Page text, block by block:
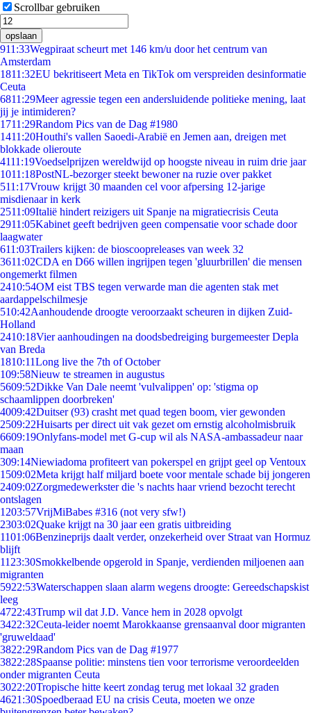
Scrollbar gebruiken
opslaan
911:33Wegpiraat scheurt met 146 km/u door het centrum van
Amsterdam
1811:32EU bekritiseert Meta en TikTok om verspreiden desinformatie
Ceuta
6811:29Meer agressie tegen een andersluidende politieke mening, laat
jij je intimideren?
1711:29Random Pics van de Dag #1980
1411:20Houthi's vallen Saoedi-Arabië en Jemen aan, dreigen met
blokkade olieroute
4111:19Voedselprijzen wereldwijd op hoogste niveau in ruim drie jaar
1011:18PostNL-bezorger steekt bewoner na ruzie over pakket
511:17Vrouw krijgt 30 maanden cel voor afpersing 12-jarige
misdienaar in kerk
2511:09Italië hindert reizigers uit Spanje na migratiecrisis Ceuta
2911:05Kabinet geeft bedrijven geen compensatie voor schade door
laagwater
611:03Trailers kijken: de bioscoopreleases van week 32
3611:02CDA en D66 willen ingrijpen tegen 'gluurbrillen' die mensen
ongemerkt filmen
2410:54OM eist TBS tegen verwarde man die agenten stak met
aardappelschilmesje
510:42Aanhoudende droogte veroorzaakt scheuren in dijken Zuid-
Holland
2410:18Vier aanhoudingen na doodsbedreiging burgemeester Depla
van Breda
1810:11Long live the 7th of October
109:58Nieuw te streamen in augustus
5609:52Dikke Van Dale neemt 'vulvalippen' op: 'stigma op
schaamlippen doorbreken'
4009:42Duitser (93) crasht met quad tegen boom, vier gewonden
2509:22Huisarts per direct uit vak gezet om ernstig alcoholmisbruik
6609:19Onlyfans-model met G-cup wil als NASA-ambassadeur naar
maan
309:14Niewiadoma profiteert van pokerspel en grijpt geel op Ventoux
1509:02Meta krijgt half miljard boete voor mentale schade bij jongeren
2409:02Zorgmedewerkster die 's nachts haar vriend bezocht terecht
ontslagen
1203:57VrijMiBabes #316 (not very sfw!)
2303:02Quake krijgt na 30 jaar een gratis uitbreiding
1101:06Benzineprijs daalt verder, onzekerheid over Straat van Hormuz
blijft
11 23:30Smokkelbende opgerold in Spanje, verdienden miljoenen aan
migranten
5922:53Waterschappen slaan alarm wegens droogte: Gereedschapskist
leeg
4722:43Trump wil dat J.D. Vance hem in 2028 opvolgt
3422:32Ceuta-leider noemt Marokkaanse grensaanval door migranten
'gruweldaad'
3822:29Random Pics van de Dag #1977
3822:28Spaanse politie: minstens tien voor terrorisme veroordeelden
onder migranten Ceuta
3022:20Tropische hitte keert zondag terug met lokaal 32 graden
4621:30Spoedberaad EU na crisis Ceuta, moeten we onze